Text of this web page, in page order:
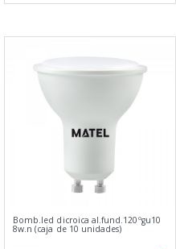
Bomb.led dicroica al.fund.120ºgu10
8w.n (caja de 10 unidades)